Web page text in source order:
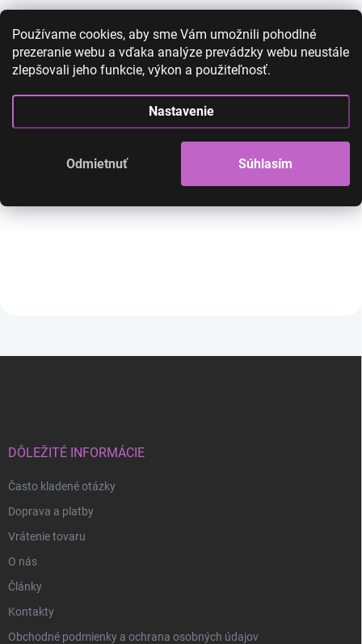
Používame cookies, aby sme Vám umožnili pohodlné
prezeranie webu a vďaka analýze prevádzky webu neustále
zlepšovali jeho funkcie, výkon a použiteľnosť.
Nastavenie
Odmietnuť Súhlasím
Kanekalon - farebné
10,00 € 5,90 €
Kanekalon -
11,00 € 6,90 €
DÔLEŽITÉ INFORMÁCIE
Často kladené otázky
Doprava a platby
Vrátenie tovaru
O nás
Články
Kontakty
Obchodné podmienky a ochrana osobných údajov